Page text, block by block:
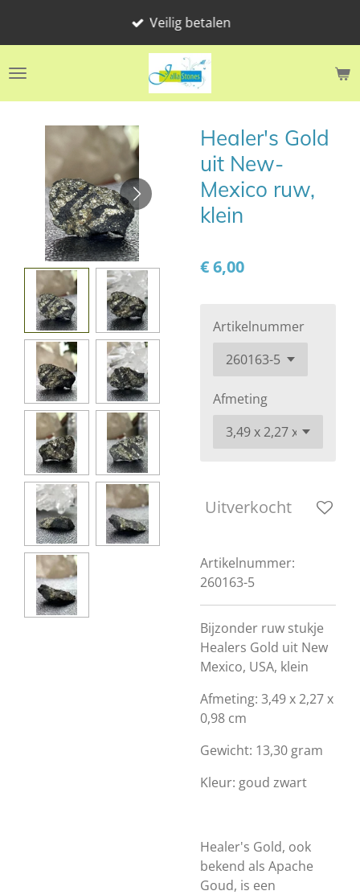
de
Veilig betalen
Healer's Gold
uit New-
Mexico ruw,
klein
€ 6,00
Artikelnummer
Afmeting
Uitverkocht
Artikelnummer:
260163-5
Bijzonder ruw stukje
Healers Gold uit New
Mexico, USA, klein
Afmeting: 3,49 x 2,27 x
0,98 cm
Gewicht: 13,30 gram
Kleur: goud zwart
Healer's Gold, ook
bekend als Apache
Goud, is een